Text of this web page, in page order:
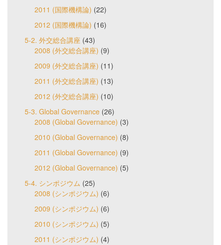
2011 (国際機構論) (22)
2012 (国際機構論) (16)
5-2. 外交総合講座 (43)
2008 (外交総合講座) (9)
2009 (外交総合講座) (11)
2011 (外交総合講座) (13)
2012 (外交総合講座) (10)
5-3. Global Governance (26)
2008 (Global Governance) (3)
2010 (Global Governance) (8)
2011 (Global Governance) (9)
2012 (Global Governance) (5)
5-4. シンポジウム (25)
2008 (シンポジウム) (6)
2009 (シンポジウム) (6)
2010 (シンポジウム) (5)
2011 (シンポジウム) (4)